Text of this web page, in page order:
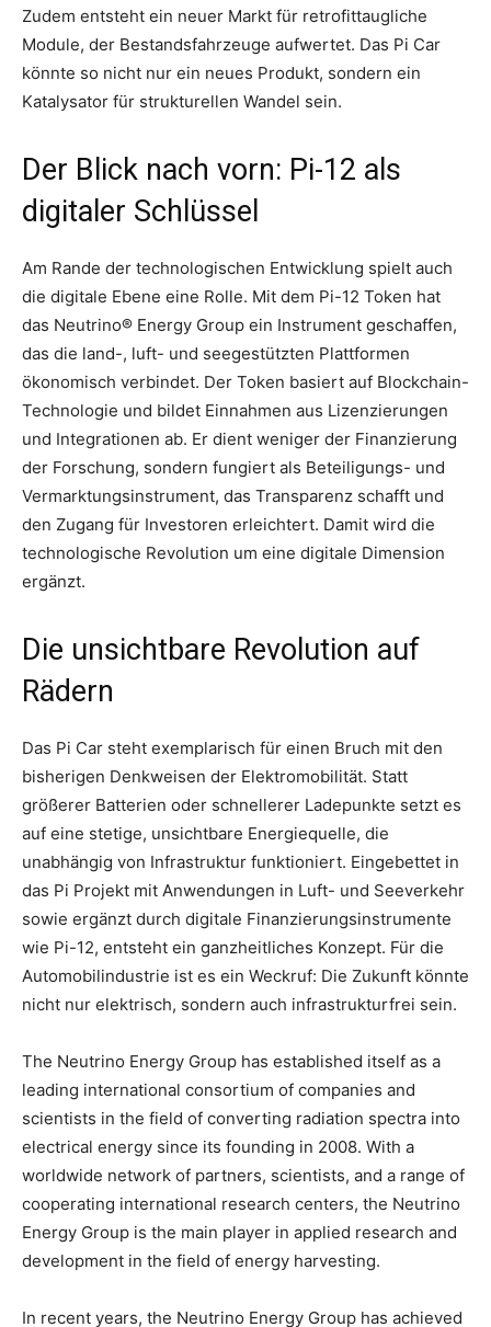
Zudem entsteht ein neuer Markt für retrofittaugliche
Module, der Bestandsfahrzeuge aufwertet. Das Pi Car
könnte so nicht nur ein neues Produkt, sondern ein
Katalysator für strukturellen Wandel sein.
Der Blick nach vorn: Pi-12 als
digitaler Schlüssel
Am Rande der technologischen Entwicklung spielt auch
die digitale Ebene eine Rolle. Mit dem Pi-12 Token hat
das Neutrino® Energy Group ein Instrument geschaffen,
das die land-, luft- und seegestützten Plattformen
ökonomisch verbindet. Der Token basiert auf Blockchain-
Technologie und bildet Einnahmen aus Lizenzierungen
und Integrationen ab. Er dient weniger der Finanzierung
der Forschung, sondern fungiert als Beteiligungs- und
Vermarktungsinstrument, das Transparenz schafft und
den Zugang für Investoren erleichtert. Damit wird die
technologische Revolution um eine digitale Dimension
ergänzt.
Die unsichtbare Revolution auf
Rädern
Das Pi Car steht exemplarisch für einen Bruch mit den
bisherigen Denkweisen der Elektromobilität. Statt
größerer Batterien oder schnellerer Ladepunkte setzt es
auf eine stetige, unsichtbare Energiequelle, die
unabhängig von Infrastruktur funktioniert. Eingebettet in
das Pi Projekt mit Anwendungen in Luft- und Seeverkehr
sowie ergänzt durch digitale Finanzierungsinstrumente
wie Pi-12, entsteht ein ganzheitliches Konzept. Für die
Automobilindustrie ist es ein Weckruf: Die Zukunft könnte
nicht nur elektrisch, sondern auch infrastrukturfrei sein.
The Neutrino Energy Group has established itself as a
leading international consortium of companies and
scientists in the field of converting radiation spectra into
electrical energy since its founding in 2008. With a
worldwide network of partners, scientists, and a range of
cooperating international research centers, the Neutrino
Energy Group is the main player in applied research and
development in the field of energy harvesting.
In recent years, the Neutrino Energy Group has achieved